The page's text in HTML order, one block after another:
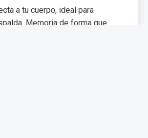
a tu cuerpo, ideal para
Memoria de forma que